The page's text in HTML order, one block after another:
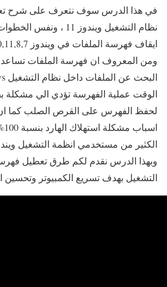
في هذا الدرس سوف نتعرف على شرح
نظام التشغيل ويندوز 11
ومن المعروف ان فهرسة الملفات
الوقت عملية الفهرسة تؤدي الي مشكلة
لحفظ الفهرس على القرص الصلب كما
وبهذا الدرس نقدم لكم طرق تعطيل
التشغيل بهدف تسريع الكمبيوتر وتحسين